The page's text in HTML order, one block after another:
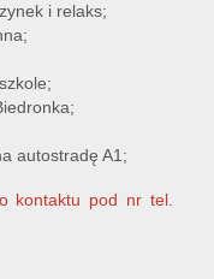
i relaks;
autostradę A1;
kontaktu pod nr tel.